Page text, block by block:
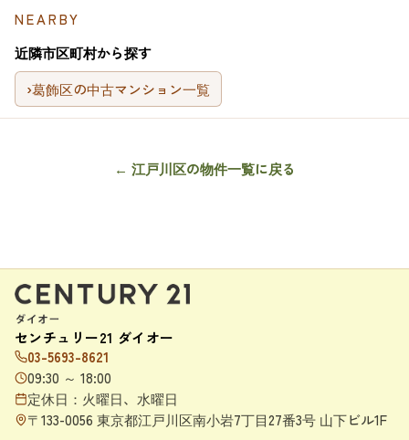
NEARBY
近隣市区町村から探す
›葛飾区の中古マンション一覧
← 江戸川区の物件一覧に戻る
センチュリー21 ダイオー
03-5693-8621
09:30 ～ 18:00
定休日：火曜日、水曜日
〒133-0056 東京都江戸川区南小岩7丁目27番3号 山下ビル1F